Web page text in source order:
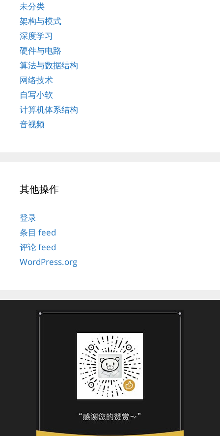
未分类
架构与模式
深度学习
硬件与电路
算法与数据结构
网络技术
自写小软
计算机体系结构
音视频
其他操作
登录
条目 feed
评论 feed
WordPress.org